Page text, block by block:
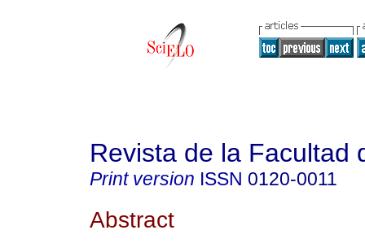
Revista de la Facultad
Print version ISSN 0120-0011
Abstract